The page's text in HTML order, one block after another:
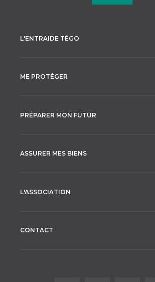
L'ENTRAIDE TÉGO
ME PROTÉGER
PRÉPARER MON FUTUR
ASSURER MES BIENS
L'ASSOCIATION
CONTACT